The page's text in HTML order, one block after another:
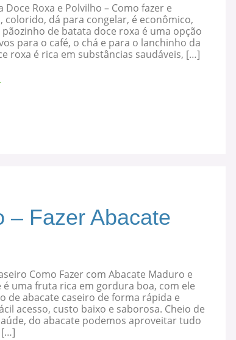
Doce Roxa e Polvilho – Como fazer e
colorido, dá para congelar, é econômico,
de batata doce roxa é uma opção
para o café, o chá e para o lanchinho da
roxa é rica em substâncias saudáveis, […]
– Fazer Abacate
Como Fazer com Abacate Maduro e
é uma fruta rica em gordura boa, com ele
de abacate caseiro de forma rápida e
acesso, custo baixo e saborosa. Cheio de
do abacate podemos aproveitar tudo
[…]